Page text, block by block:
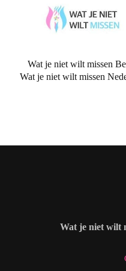
Wat je niet wilt missen
Wat je niet wilt missen
Wat je niet wilt